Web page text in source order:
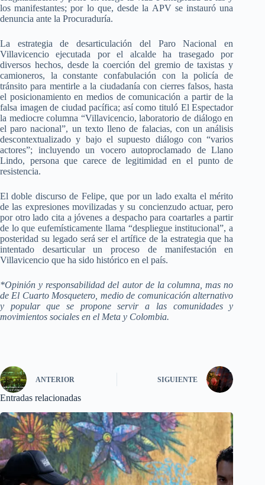
los manifestantes; por lo que, desde la APV se instauró una
denuncia ante la Procuraduría.
La estrategia de desarticulación del Paro Nacional en
Villavicencio ejecutada por el alcalde ha trasegado por
diversos hechos, desde la coerción del gremio de taxistas y
camioneros, la constante confabulación con la policía de
tránsito para mentirle a la ciudadanía con cierres falsos, hasta
el posicionamiento en medios de comunicación a partir de la
falsa imagen de ciudad pacífica; así como tituló El Espectador
la mediocre columna “Villavicencio, laboratorio de diálogo en
el paro nacional”, un texto lleno de falacias, con un análisis
descontextualizado y bajo el supuesto diálogo con “varios
actores”; incluyendo un vocero autoproclamado de Llano
Lindo, persona que carece de legitimidad en el punto de
resistencia.
El doble discurso de Felipe, que por un lado exalta el mérito
de las expresiones movilizadas y su concienzudo actuar, pero
por otro lado cita a jóvenes a despacho para coartarles a partir
de lo que eufemísticamente llama “despliegue institucional”, a
posteridad su legado será ser el artífice de la estrategia que ha
intentado desarticular un proceso de manifestación en
Villavicencio que ha sido histórico en el país.
*Opinión y responsabilidad del autor de la columna, mas no
de El Cuarto Mosquetero, medio de comunicación alternativo
y popular que se propone servir a las comunidades y
movimientos sociales en el Meta y Colombia.
ANTERIOR SIGUIENTE
Entradas relacionadas